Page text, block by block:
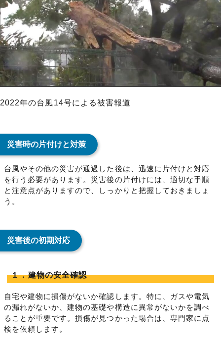
2022年の台風14号による被害報道
災害時の片付けと対策
台風やその他の災害が通過した後は、迅速に片付けと対応
を行う必要があります。災害後の片付けには、適切な手順
と注意点がありますので、しっかりと把握しておきましょ
う。
災害後の初期対応
１．建物の安全確認
自宅や建物に損傷がないか確認します。特に、ガスや電気
の漏れがないか、建物の基礎や構造に異常がないかを調べ
ることが重要です。損傷が見つかった場合は、専門家に点
検を依頼します。